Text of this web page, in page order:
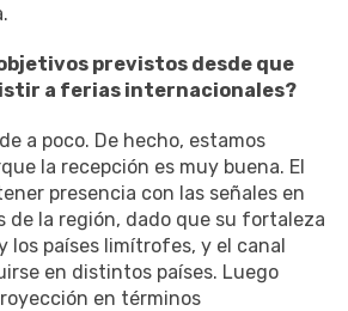
previstos desde que
a ferias internacionales?
a poco. De hecho, estamos
la recepción es muy buena. El
presencia con las señales en
de la región, dado que su fortaleza
los países limítrofes, y el canal
en distintos países. Luego
en términos